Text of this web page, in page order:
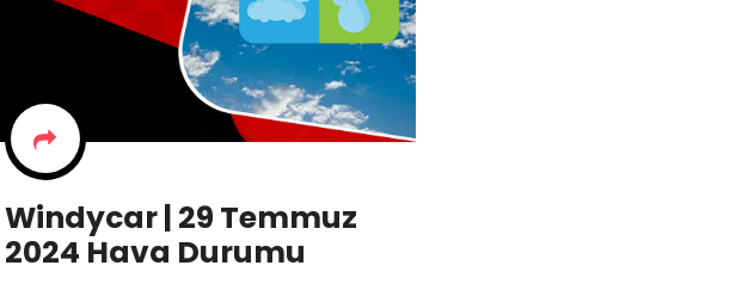
Windycar | 29 Temmuz
2024 Hava Durumu